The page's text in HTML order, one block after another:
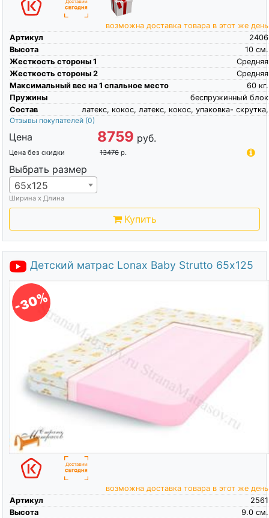
возможна доставка товара в этот же день
Артикул
2406
Высота
см.
10
Жесткость стороны 1
Средняя
Жесткость стороны 2
Средняя
Максимальный вес на 1 спальное место
кг.
60
Пружины
беспружинный блок
Состав
латекс, кокос, латекс, кокос, упаковка- скрутка,
Отзывы покупателей (0)
Цена 8759 руб.
Цена без скидки 13476 р.
Выбрать размер
65х125
Ширина х Длина
Купить
Детский матрас Lonax Baby Strutto 65х125
-30%
возможна доставка товара в этот же день
Артикул
2561
Высота
см.
9.0